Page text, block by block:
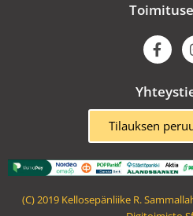
F
a
c
b
o
o
k
Tilauksen
(C) 2019 Kellosepänliike R.